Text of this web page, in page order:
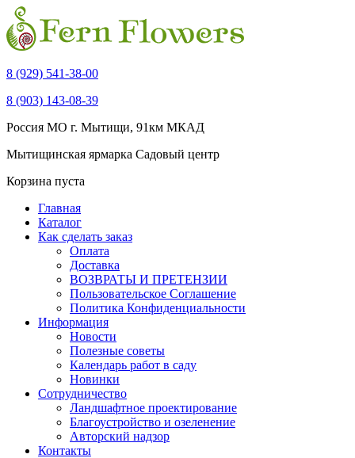
8 (929) 541-38-00
8 (903) 143-08-39
Россия МО г. Мытищи, 91км МКАД
Мытищинская ярмарка Садовый центр
Корзина пуста
Главная
Каталог
Как сделать заказ
Оплата
Доставка
ВОЗВРАТЫ И ПРЕТЕНЗИИ
Пользовательское Соглашение
Политика Конфиденциальности
Информация
Новости
Полезные советы
Календарь работ в саду
Новинки
Сотрудничество
Ландшафтное проектирование
Благоустройство и озеленение
Авторский надзор
Контакты